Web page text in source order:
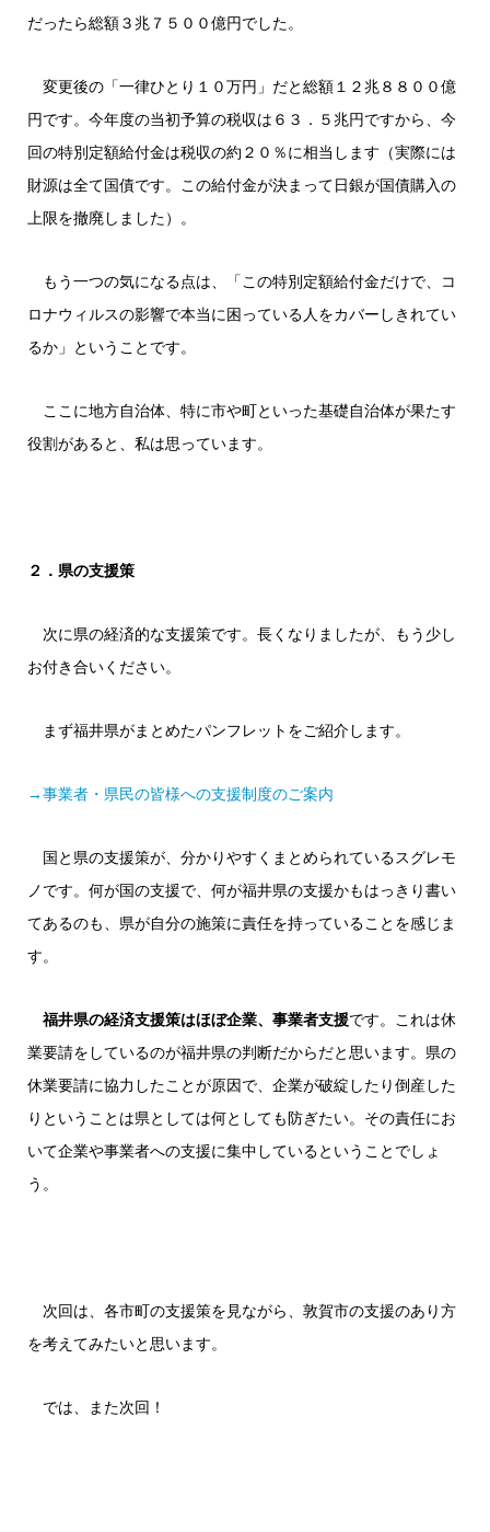
だったら総額３兆７５００億円でした。
変更後の「一律ひとり１０万円」だと総額１２兆８８００億
円です。今年度の当初予算の税収は６３．５兆円ですから、今
回の特別定額給付金は税収の約２０％に相当します（実際には
財源は全て国債です。この給付金が決まって日銀が国債購入の
上限を撤廃しました）。
もう一つの気になる点は、「この特別定額給付金だけで、コ
ロナウィルスの影響で本当に困っている人をカバーしきれてい
るか」ということです。
ここに地方自治体、特に市や町といった基礎自治体が果たす
役割があると、私は思っています。
２．県の支援策
次に県の経済的な支援策です。長くなりましたが、もう少し
お付き合いください。
まず福井県がまとめたパンフレットをご紹介します。
→事業者・県民の皆様への支援制度のご案内
国と県の支援策が、分かりやすくまとめられているスグレモ
ノです。何が国の支援で、何が福井県の支援かもはっきり書い
てあるのも、県が自分の施策に責任を持っていることを感じま
す。
福井県の経済支援策はほぼ企業、事業者支援です。これは休
業要請をしているのが福井県の判断だからだと思います。県の
休業要請に協力したことが原因で、企業が破綻したり倒産した
りということは県としては何としても防ぎたい。その責任にお
いて企業や事業者への支援に集中しているということでしょ
う。
次回は、各市町の支援策を見ながら、敦賀市の支援のあり方
を考えてみたいと思います。
では、また次回！